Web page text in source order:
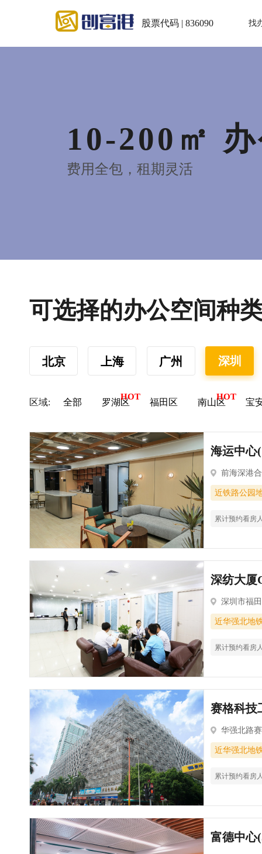
股票代码 | 836090 找
10-200㎡
费用全包，租期灵活
可选择的办公空间种
北京 上海 广州 深圳
区域: 全部 罗湖区 福田区 南山区 宝
海运中心
前海深港
近铁路公园
累计预约看房
深纺大厦
深圳市福
近华强北地
累计预约看房
赛格科技
华强北路
近华强北地
累计预约看房
富德中心